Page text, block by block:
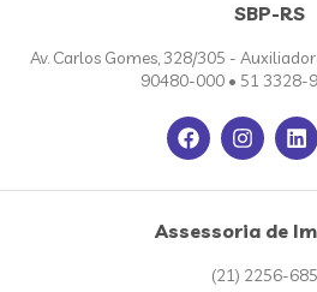
SBP-RS
Av. Carlos Gomes, 328/305 -
90480-000 • 51 3328-
Assessoria de
(21) 2256-